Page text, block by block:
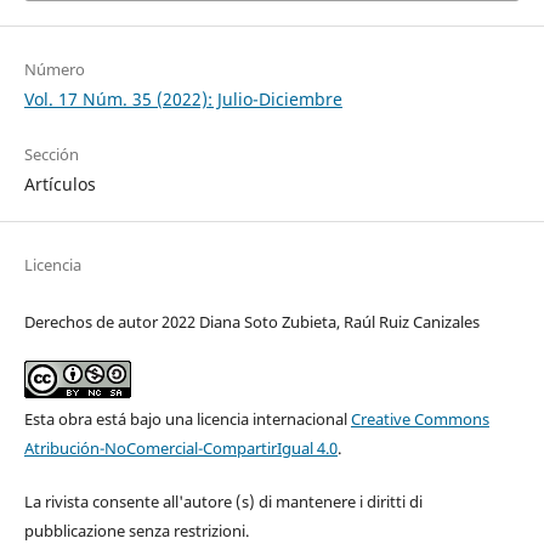
Número
Vol. 17 Núm. 35 (2022): Julio-Diciembre
Sección
Artículos
Licencia
Derechos de autor 2022 Diana Soto Zubieta, Raúl Ruiz Canizales
Esta obra está bajo una licencia internacionalCreative Commons
Atribución-NoComercial-CompartirIgual 4.0.
La rivista consente all'autore (s) di mantenere i diritti di
pubblicazione senza restrizioni.